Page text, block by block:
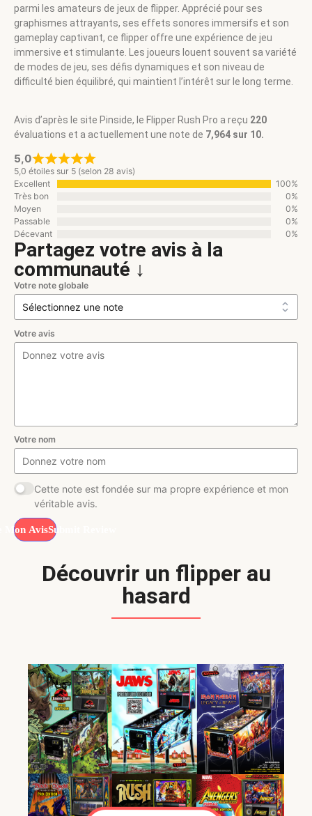
parmi les amateurs de jeux de flipper. Apprécié pour ses
graphismes attrayants, ses effets sonores immersifs et son
gameplay captivant, ce flipper offre une expérience de jeu
immersive et stimulante. Les joueurs louent souvent sa variété
de modes de jeu, ses défis dynamiques et son niveau de
difficulté bien équilibré, qui maintient l’intérêt sur le long terme.
Avis d’après le site Pinside, le Flipper Rush Pro a reçu 220
évaluations et a actuellement une note de 7,964 sur 10.
5,0
5,0 étoiles sur 5 (selon 28 avis)
Excellent
100%
Très bon
0%
Moyen
0%
Passable
0%
Décevant
0%
Partagez votre avis à la
communauté ↓
Votre note globale
Votre avis
Votre nom
Cette note est fondée sur ma propre expérience et mon
véritable avis.
Submit Review
Découvrir un flipper au
hasard